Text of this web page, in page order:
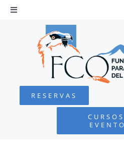
Saltar
Toggle
Navigation
QUEBRANTAHUESOS
FUNDACIÓN
RESERVAS